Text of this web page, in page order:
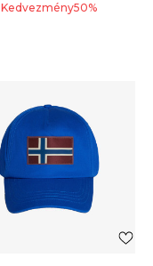
Kedvezmény50%